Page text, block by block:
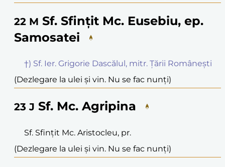
22 M Sf. Sfințit Mc. Eusebiu, ep.
Samosatei
†) Sf. Ier. Grigorie Dascălul, mitr. Țării Românești
(Dezlegare la ulei și vin. Nu se fac nunți)
23 J Sf. Mc. Agripina
Sf. Sfințit Mc. Aristocleu, pr.
(Dezlegare la ulei și vin. Nu se fac nunți)